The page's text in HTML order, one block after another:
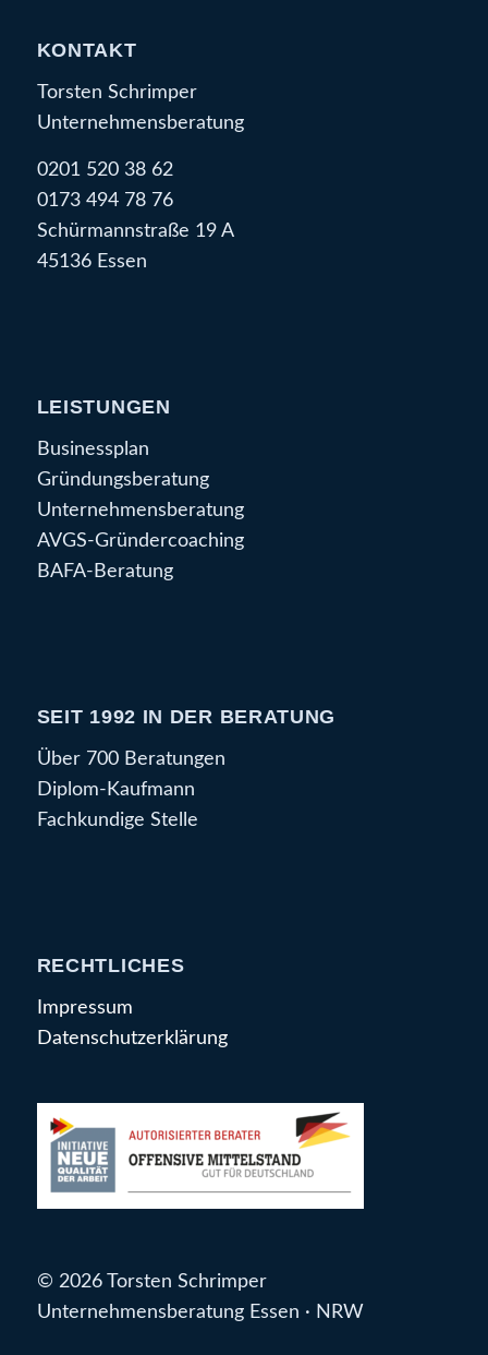
KONTAKT
Torsten Schrimper
Unternehmensberatung
0201 520 38 62
0173 494 78 76
Schürmannstraße 19 A
45136 Essen
LEISTUNGEN
Businessplan
Gründungsberatung
Unternehmensberatung
AVGS-Gründercoaching
BAFA-Beratung
SEIT 1992 IN DER BERATUNG
Über 700 Beratungen
Diplom-Kaufmann
Fachkundige Stelle
RECHTLICHES
Impressum
Datenschutzerklärung
© 2026 Torsten Schrimper
Unternehmensberatung Essen · NRW